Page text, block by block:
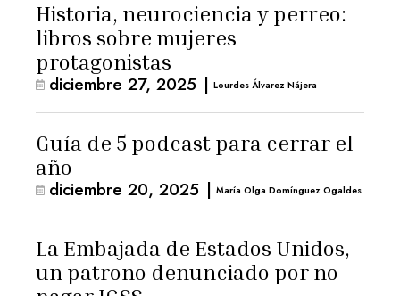
Historia, neurociencia y perreo:
libros sobre mujeres
protagonistas
diciembre 27, 2025 | Lourdes Álvarez Nájera
Guía de 5 podcast para cerrar el
año
diciembre 20, 2025 | María Olga Domínguez Ogaldes
La Embajada de Estados Unidos,
un patrono denunciado por no